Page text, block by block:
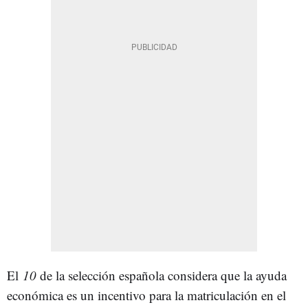
El 10 de la selección española considera que la ayuda
económica es un incentivo para la matriculación en el